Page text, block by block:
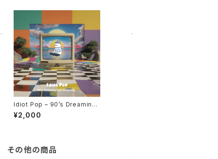
Idiot Pop – 90’s Dreaming I
am Dreaming (CD)
¥2,000
その他の商品